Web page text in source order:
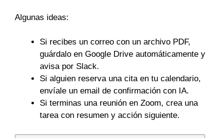
Algunas ideas:
Si recibes un correo con un archivo PDF,
guárdalo en Google Drive automáticamente y
avisa por Slack.
Si alguien reserva una cita en tu calendario,
envíale un email de confirmación con IA.
Si terminas una reunión en Zoom, crea una
tarea con resumen y acción siguiente.